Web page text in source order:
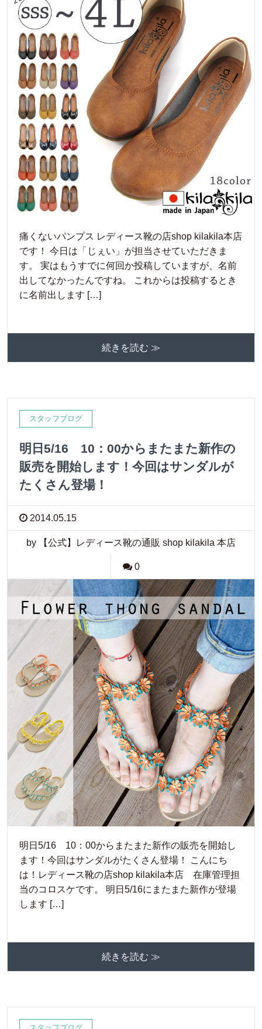
痛くないパンプス レディース靴の店shop kilakila本店
です！ 今日は「じぇい」が担当させていただきま
す。 実はもうすでに何回か投稿していますが、名前
出してなかったんですね。 これからは投稿するとき
に名前出します […]
続きを読む ≫
スタッフブログ
明日5/16 10：00からまたまた新作の
販売を開始します！今回はサンダルが
たくさん登場！
2014.05.15
by 【公式】レディース靴の通販 shop kilakila 本店
0
明日5/16 10：00からまたまた新作の販売を開始し
ます！今回はサンダルがたくさん登場！ こんにち
は！レディース靴の店shop kilakila本店 在庫管理担
当のコロスケです。 明日5/16にまたまた新作が登場
します […]
続きを読む ≫